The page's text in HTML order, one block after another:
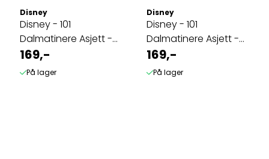
Disney
Disney - 101
Dalmatinere Asjett -
Blå
169,-
På lager
Disney
Disney - 101
Dalmatinere Asjett -
Rosa
169,-
På lager